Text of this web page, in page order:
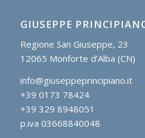
GIUSEPPE
Regione San Giuseppe, 23
12065 Monforte d’Alba (CN)
info@giuseppeprincipiano.it
+39 0173 78424
+39 329 8948051
p.iva 03668840048